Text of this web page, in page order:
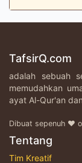
TafsirQ.com
adalah sebuah
memudahkan
ayat Al-Qur'an
Dibuat sepenuh ♥
Tentang
Tim Kreatif